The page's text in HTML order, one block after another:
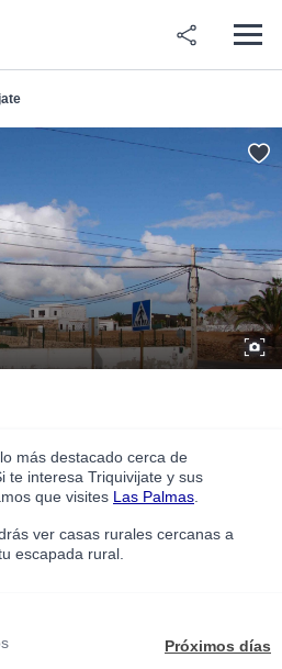
más destacado cerca de
te interesa Triquivijate y sus
que visites Las Palmas
ver casas rurales cercanas a
escapada rural.
Próximos días